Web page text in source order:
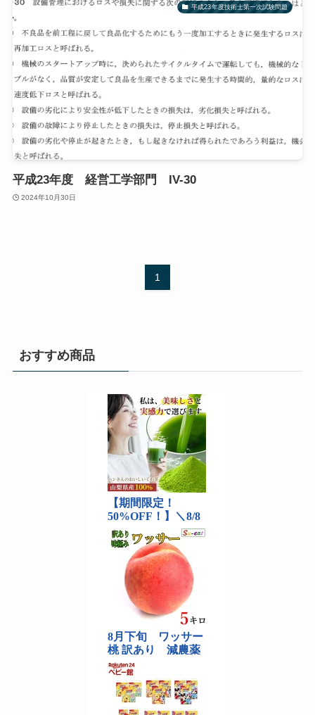
平成23年度技術士第一次試験問題
平成23年度 経営工学部門 IV-30
2024年10月30日
1
おすすめ商品